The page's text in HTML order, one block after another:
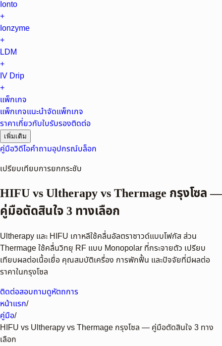
Ionto
+
Ionzyme
+
LDM
+
IV Drip
+
แพ็กเกจ
แพ็กเกจแนะนำจัดแพ็กเกจ
ราคาเกี่ยวกับใบรับรองติดต่อ
เพิ่มเติม
คู่มือวิดีโอคำถามอุปกรณ์บล็อก
เปรียบเทียบการยกกระชับ
HIFU vs Ultherapy vs Thermage กรุงโซล —
คู่มือตัดสินใจ 3 ทางเลือก
Ultherapy และ HIFU เกาหลีใช้คลื่นอัลตราซาวด์แบบโฟกัส ส่วน
Thermage ใช้คลื่นวิทยุ RF แบบ Monopolar ที่กระจายตัว เปรียบ
เทียบผลต่อเนื้อเยื่อ คุณสมบัติเครื่อง การพักฟื้น และปัจจัยที่มีผลต่อ
ราคาในกรุงโซล
ติดต่อสอบถามดูหัตถการ
หน้าแรก/
คู่มือ/
HIFU vs Ultherapy vs Thermage กรุงโซล — คู่มือตัดสินใจ 3 ทาง
เลือก